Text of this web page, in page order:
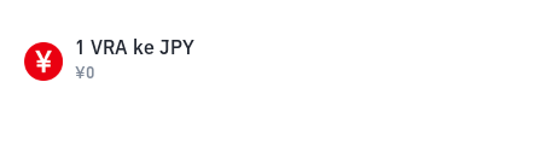
1 VRA ke JPY
¥0